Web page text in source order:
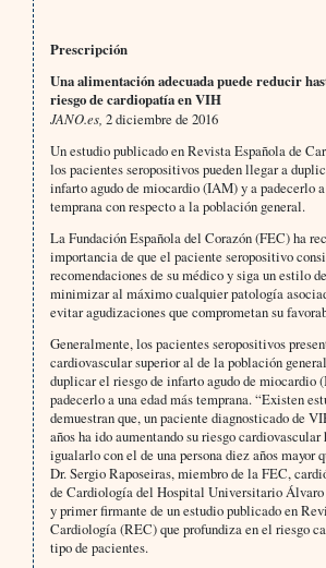
Prescripción
Una alimentación adecuada puede reducir
riesgo de cardiopatía en VIH
JANO.es, 2 diciembre de 2016
Un estudio publicado en Revista Española de
los pacientes seropositivos pueden llegar a
infarto agudo de miocardio (IAM) y a padecerlo a
temprana con respecto a la población general.
La Fundación Española del Corazón (FEC) ha
importancia de que el paciente seropositivo
recomendaciones de su médico y siga un estilo
minimizar al máximo cualquier patología
evitar agudizaciones que comprometan su
Generalmente, los pacientes seropositivos
cardiovascular superior al de la población
duplicar el riesgo de infarto agudo de miocardio
padecerlo a una edad más temprana. “Existen
demuestran que, un paciente diagnosticado de
años ha ido aumentando su riesgo
igualarlo con el de una persona diez años mayor
Dr. Sergio Raposeiras, miembro de la FEC,
de Cardiología del Hospital Universitario Álvaro
y primer firmante de un estudio publicado en
Cardiología (REC) que profundiza en el riesgo
tipo de pacientes.